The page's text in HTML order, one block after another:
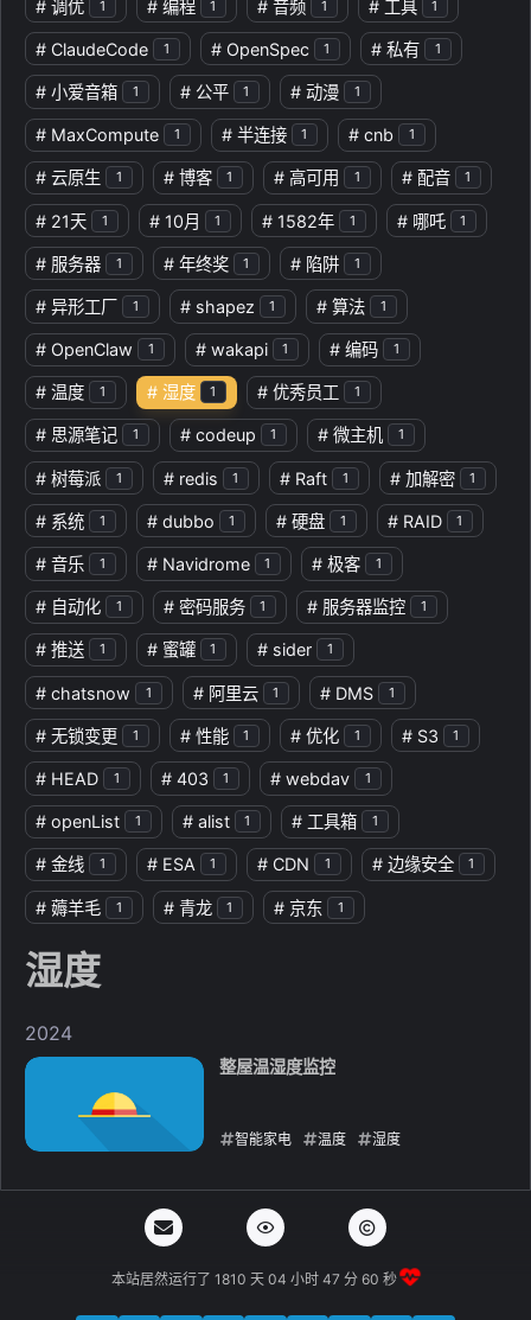
# 调优 1 # 编程 1 # 音频 1 # 工具 1
# ClaudeCode 1 # OpenSpec 1 # 私有 1
# 小爱音箱 1 # 公平 1 # 动漫 1
# MaxCompute 1 # 半连接 1 # cnb 1
# 云原生 1 # 博客 1 # 高可用 1 # 配音 1
# 21天 1 # 10月 1 # 1582年 1 # 哪吒 1
# 服务器 1 # 年终奖 1 # 陷阱 1
# 异形工厂 1 # shapez 1 # 算法 1
# OpenClaw 1 # wakapi 1 # 编码 1
# 温度 1 # 湿度 1 # 优秀员工 1
# 思源笔记 1 # codeup 1 # 微主机 1
# 树莓派 1 # redis 1 # Raft 1 # 加解密 1
# 系统 1 # dubbo 1 # 硬盘 1 # RAID 1
# 音乐 1 # Navidrome 1 # 极客 1
# 自动化 1 # 密码服务 1 # 服务器监控 1
# 推送 1 # 蜜罐 1 # sider 1
# chatsnow 1 # 阿里云 1 # DMS 1
# 无锁变更 1 # 性能 1 # 优化 1 # S3 1
# HEAD 1 # 403 1 # webdav 1
# openList 1 # alist 1 # 工具箱 1
# 金线 1 # ESA 1 # CDN 1 # 边缘安全 1
# 薅羊毛 1 # 青龙 1 # 京东 1
湿度
2024
整屋温湿度监控
智能家电 温度 湿度
本站居然运行了 1810 天 04 小时 47 分 60 秒